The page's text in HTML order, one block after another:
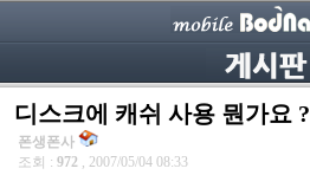
디스크에 캐쉬 사용 뭔가요 ?
폰생폰사
조회 : 972 , 2007/05/04 08:33